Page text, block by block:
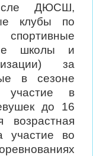
ДЮСШ,
клубы по
спортивные
школы и
за
в сезоне
в
до 16
участие во